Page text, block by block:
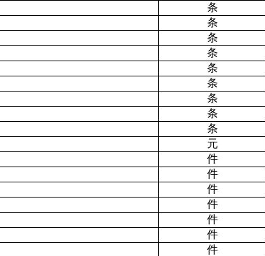
条
条
条
条
条
条
条
条
条
元
件
件
件
件
件
件
件